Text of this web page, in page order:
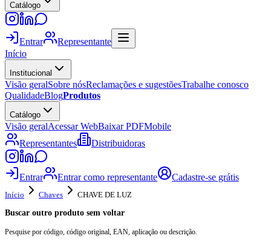
Catálogo
Entrar
Representante
Início
Institucional
Visão geralSobre nósReclamações e sugestõesTrabalhe conosco
QualidadeBlogProdutos
Catálogo
Visão geralAcessar WebBaixar PDFMobile
Representantes
Distribuidoras
Entrar Entrar como representante Cadastre-se grátis
Início Chaves
CHAVE DE LUZ
Buscar outro produto sem voltar
Pesquise por código, código original, EAN, aplicação ou descrição.